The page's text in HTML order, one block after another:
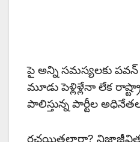
పై అన్ని సమస్యలకు
మూడు పెళ్లిళ్లేనా లేక
పాలిస్తున్న పార్టీల
రచయితల్లారా?